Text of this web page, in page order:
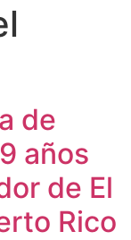
de
años
de El
Rico